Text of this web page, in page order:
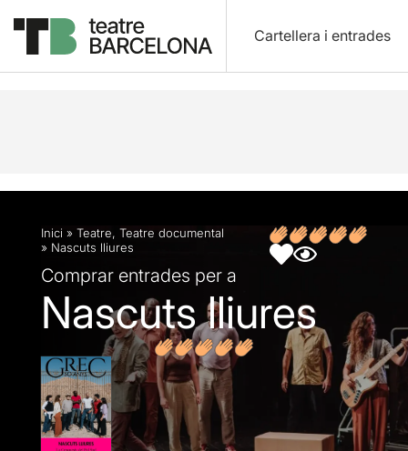
Cartellera i entrades
Descripció Fitxa artística Fotos i vídeos
Inici » Teatre, Teatre documental
» Nascuts lliures
Comprar entrades per a
Nascuts lliures